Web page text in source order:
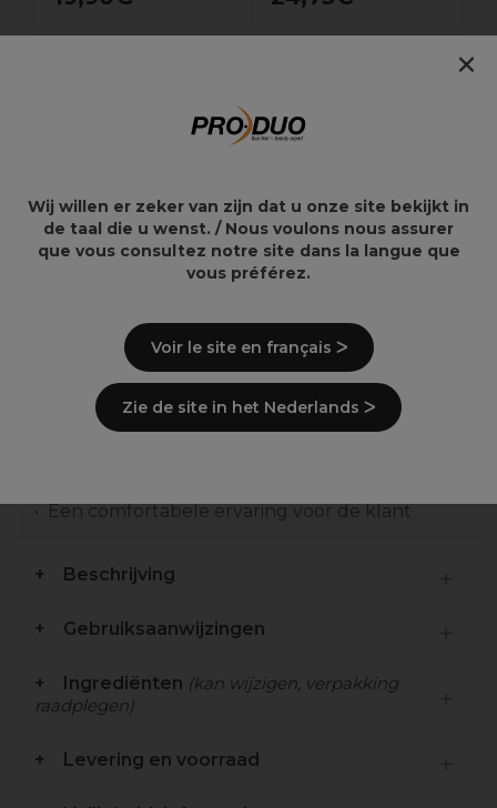
Belangrijke informatie: Wella is bezig met het
verpakking of de oude verpakking ontvangt.
Helaas kunt u niet kiezen welke u ontvangt.
De ultieme partner voor Wella permanente
kleuren en oplichters
Veganistisch en vrij van minerale oliën
Gemakkelijker en sneller mengen
Een comfortabele ervaring voor de klant
Beschrijving
Gebruiksaanwijzingen
Ingrediënten (kan wijzigen, verpakking
raadplegen)
Levering en voorraad
Wij willen er zeker van zijn dat u onze site bekijkt in
de taal die u wenst. / Nous voulons nous assurer
que vous consultez notre site dans la langue que
vous préférez.
Voir le site en français ᐳ
Zie de site in het Nederlands ᐳ
×